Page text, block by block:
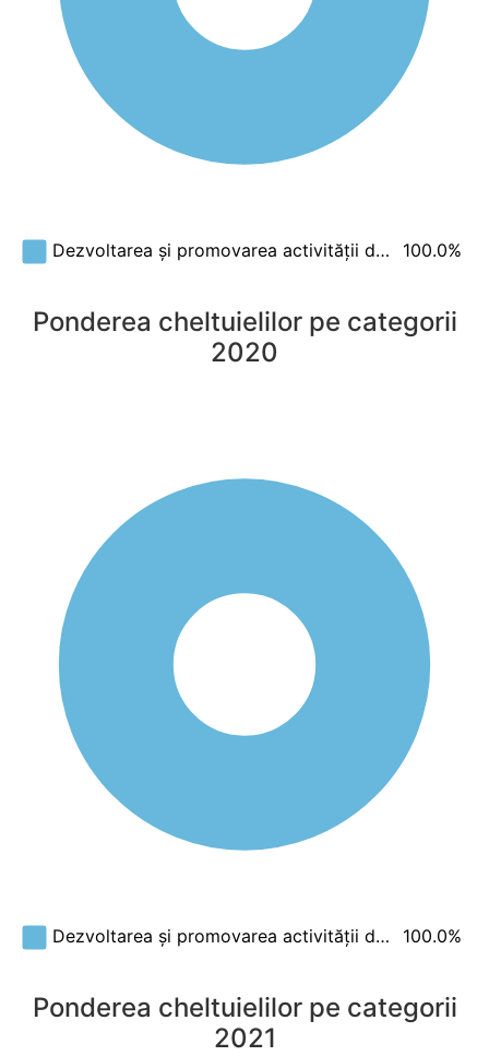
Dezvoltarea și promovarea activității d… 100.0%
Ponderea cheltuielilor pe categorii
2020
Dezvoltarea și promovarea activității d… 100.0%
Ponderea cheltuielilor pe categorii
2021